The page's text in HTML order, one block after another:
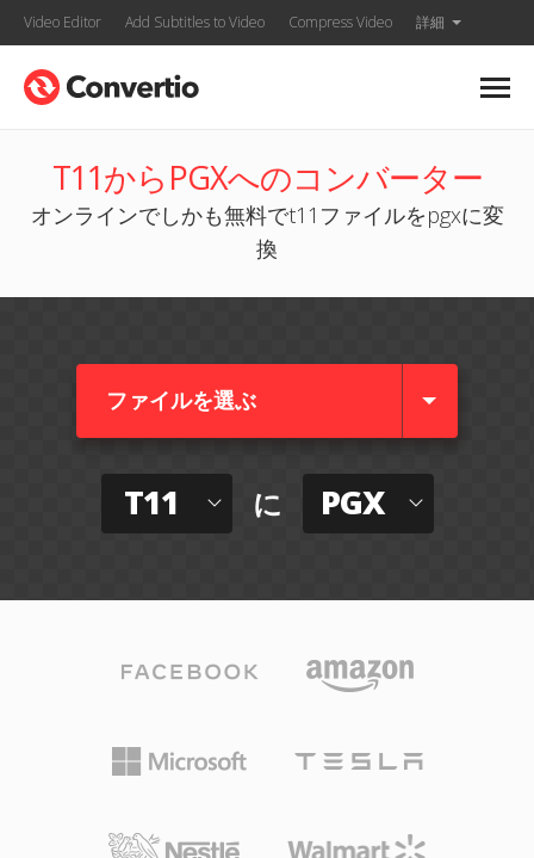
Video Editor Add Subtitles to Video Compress Video 詳細
T11からPGXへのコンバーター
オンラインでしかも無料でt11ファイルをpgxに変
換
ファイルを選ぶ
T11 に PGX